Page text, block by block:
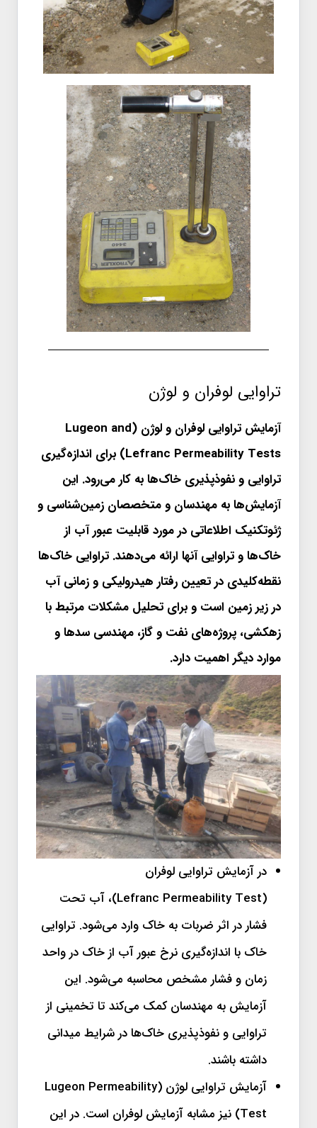
تراوایی لوفران و لوژن
آزمایش تراوایی لوفران و لوژن (Lugeon and
Lefranc Permeability Tests) برای اندازه‌گیری
تراوایی و نفوذپذیری خاک‌ها به کار می‌رود. این
آزمایش‌ها به مهندسان و متخصصان زمین‌شناسی و
ژئوتکنیک اطلاعاتی در مورد قابلیت عبور آب از
خاک‌ها و تراوایی آنها ارائه می‌دهند. تراوایی خاک‌ها
نقطه‌کلیدی در تعیین رفتار هیدرولیکی و زمانی آب
در زیر زمین است و برای تحلیل مشکلات مرتبط با
زهکشی، پروژه‌های نفت و گاز، مهندسی سدها و
موارد دیگر اهمیت دارد.
در آزمایش تراوایی لوفران
(Lefranc Permeability Test)، آب تحت
فشار در اثر ضربات به خاک وارد می‌شود. تراوایی
خاک با اندازه‌گیری نرخ عبور آب از خاک در واحد
زمان و فشار مشخص محاسبه می‌شود. این
آزمایش به مهندسان کمک می‌کند تا تخمینی از
تراوایی و نفوذپذیری خاک‌ها در شرایط میدانی
داشته باشند.
آزمایش تراوایی لوژن (Lugeon Permeability
Test) نیز مشابه آزمایش لوفران است. در این